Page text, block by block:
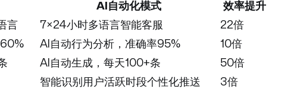
AI自动化模式
效率提升
言 7×24小时多语言智能客服
22倍
60% AI自动行为分析，准确率95%
10倍
AI自动生成，每天100+条
50倍
智能识别用户活跃时段个性化推送
3倍